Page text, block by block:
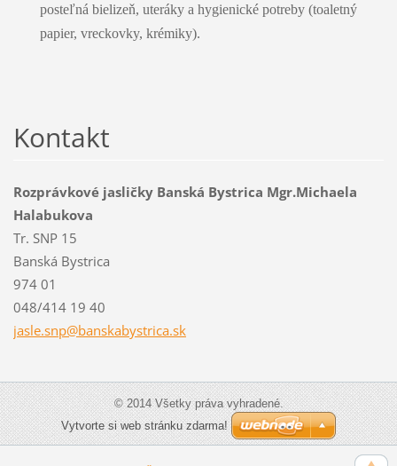
posteľná bielizeň, uteráky a hygienické potreby (toaletný
papier, vreckovky, krémiky).
Kontakt
Rozprávkové jasličky Banská Bystrica Mgr.Michaela
Halabukova
Tr. SNP 15
Banská Bystrica
974 01
048/414 19 40
jasle.snp@banskabystrica.sk
© 2014 Všetky práva vyhradené.
Vytvorte si web stránku zdarma!